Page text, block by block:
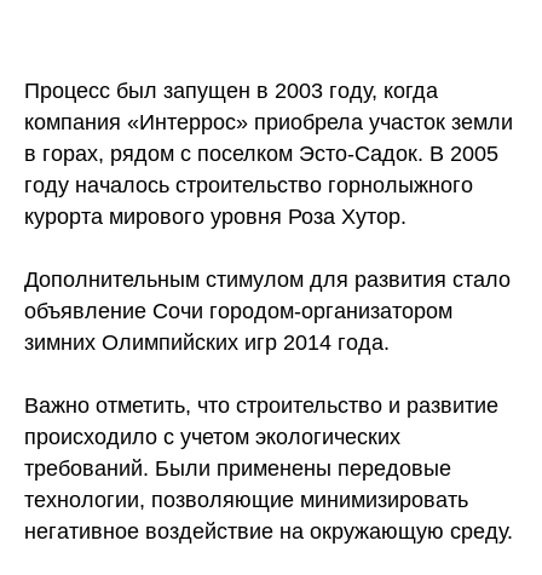
Процесс был запущен в 2003 году, когда
компания «Интеррос» приобрела участок земли
в горах, рядом с поселком Эсто-Садок. В 2005
году началось строительство горнолыжного
курорта мирового уровня Роза Хутор.
Дополнительным стимулом для развития стало
объявление Сочи городом-организатором
зимних Олимпийских игр 2014 года.
Важно отметить, что строительство и развитие
происходило с учетом экологических
требований. Были применены передовые
технологии, позволяющие минимизировать
негативное воздействие на окружающую среду.